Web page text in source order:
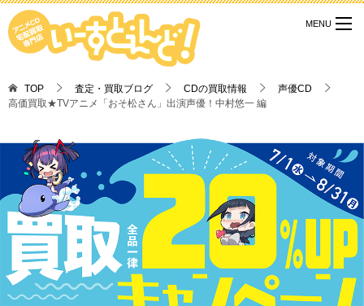
TOP 査定・買取ブログ CDの買取情報
声優CD
高価買取★TVアニメ「おそ松さん」出演声優！中村悠一 編